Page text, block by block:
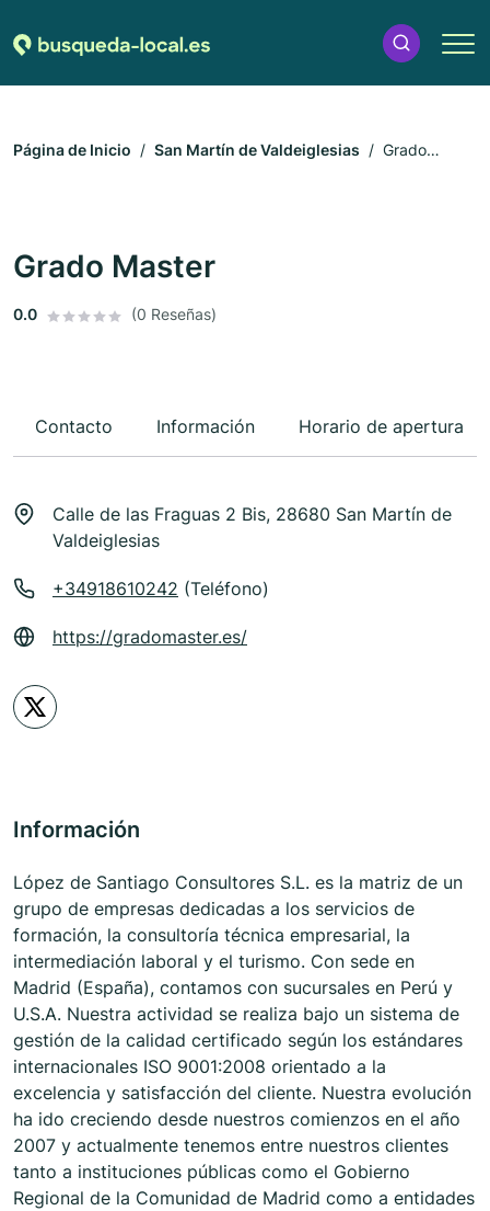
Página de Inicio San Martín de Valdeiglesias
Grado
Grado Master
0.0 (0 Reseñas)
Contacto Información Horario de apertura
Calle de las Fraguas 2 Bis, 28680 San Martín de
Valdeiglesias
+34918610242 (Teléfono)
https://gradomaster.es/
Información
López de Santiago Consultores S.L. es la matriz de un
grupo de empresas dedicadas a los servicios de
formación, la consultoría técnica empresarial, la
intermediación laboral y el turismo. Con sede en
Madrid (España), contamos con sucursales en Perú y
U.S.A. Nuestra actividad se realiza bajo un sistema de
gestión de la calidad certificado según los estándares
internacionales ISO 9001:2008 orientado a la
excelencia y satisfacción del cliente. Nuestra evolución
ha ido creciendo desde nuestros comienzos en el año
2007 y actualmente tenemos entre nuestros clientes
tanto a instituciones públicas como el Gobierno
Regional de la Comunidad de Madrid como a entidades